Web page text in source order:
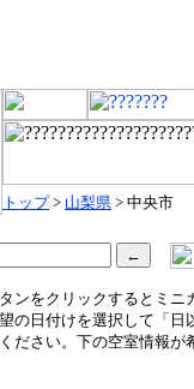
トップ> 山梨県 > 中央市
ンをクリックするとミニ
の日付けを選択して「日
ださい。下の空室情報が